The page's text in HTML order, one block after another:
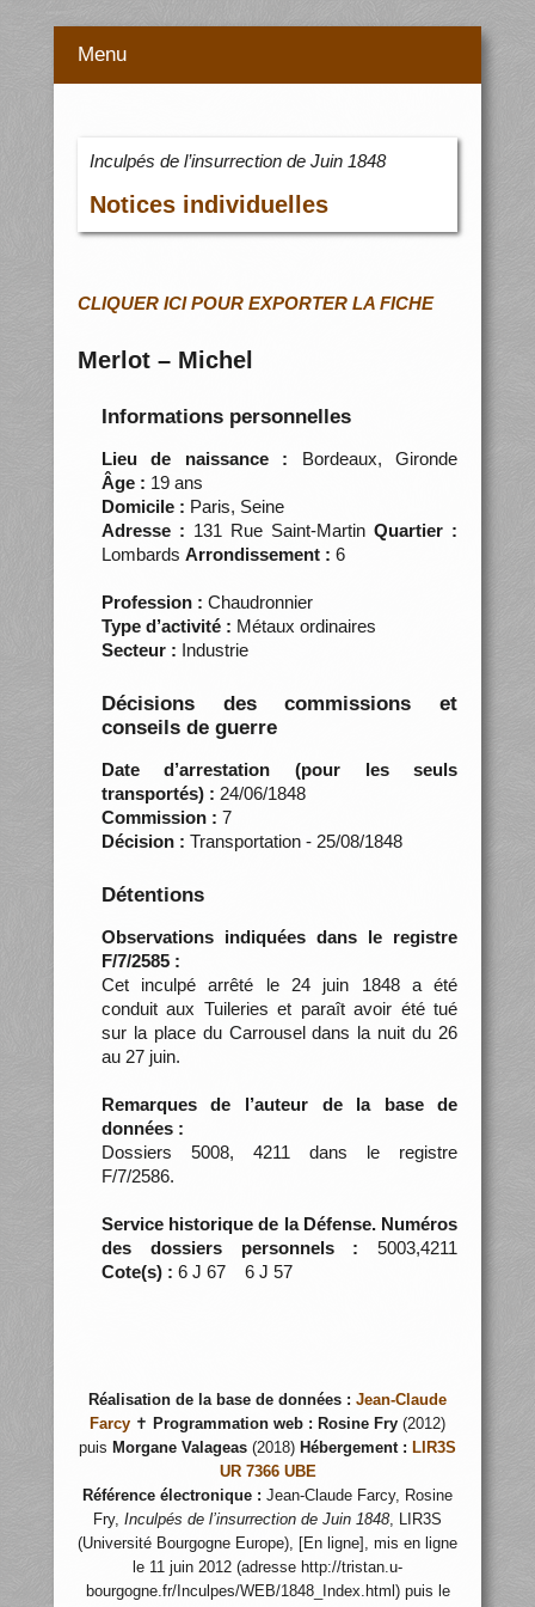
Menu
Inculpés de l’insurrection de Juin 1848
Notices individuelles
CLIQUER ICI POUR EXPORTER LA FICHE
Merlot – Michel
Informations personnelles
Lieu de naissance : Bordeaux, Gironde
Âge : 19 ans
Domicile : Paris, Seine
Adresse : 131 Rue Saint-MartinQuartier :
Lombards Arrondissement : 6
Profession : Chaudronnier
Type d’activité : Métaux ordinaires
Secteur : Industrie
Décisions des commissions et
conseils de guerre
Date d’arrestation (pour les seuls
transportés) : 24/06/1848
Commission : 7
Décision : Transportation - 25/08/1848
Détentions
Observations indiquées dans le registre
F/7/2585 :
Cet inculpé arrêté le 24 juin 1848 a été
conduit aux Tuileries et paraît avoir été tué
sur la place du Carrousel dans la nuit du 26
au 27 juin.
Remarques de l’auteur de la base de
données :
Dossiers 5008, 4211 dans le registre
F/7/2586.
Service historique de la Défense. Numéros
des dossiers personnels :5003,4211
Cote(s) : 6 J 67 6 J 57
Réalisation de la base de données : Jean-Claude
Farcy ✝ Programmation web : Rosine Fry (2012)
puis Morgane Valageas (2018) Hébergement : LIR3S
UR 7366 UBE
Référence électronique : Jean-Claude Farcy, Rosine
Fry, Inculpés de l’insurrection de Juin 1848, LIR3S
(Université Bourgogne Europe), [En ligne], mis en ligne
le 11 juin 2012 (adresse http://tristan.u-
bourgogne.fr/Inculpes/WEB/1848_Index.html) puis le